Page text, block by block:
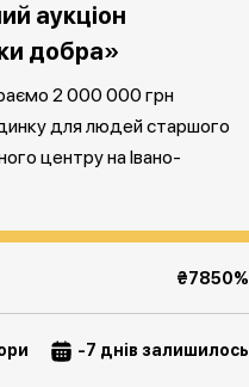
аукціон
добра»
2 000 000 грн
для людей старшого
центру на Івано-
₴7850%
-7 днів залишилось